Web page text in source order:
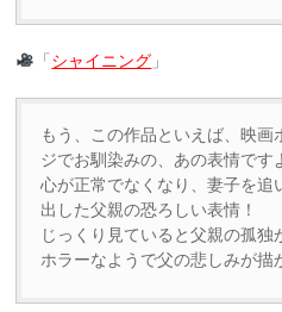
「シャイニング 」
もう、この作品といえば、映
ジでお馴染みの、あの表情です
心が正常でなくなり、妻子を追
出した父親の恐ろしい表情！
じっくり見ていると父親の孤独
ホラーなようで父の悲しみが描